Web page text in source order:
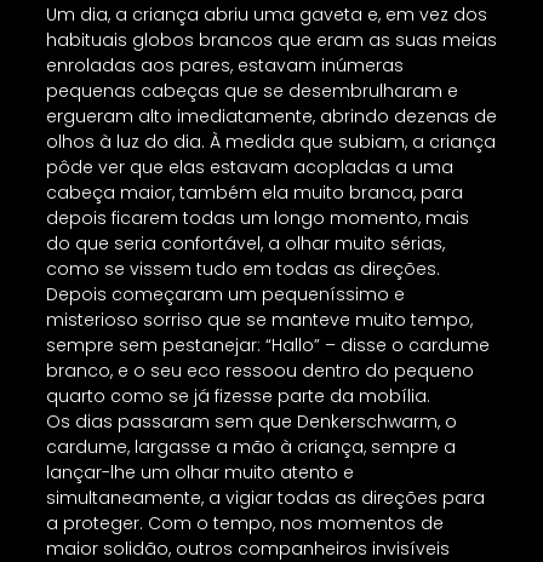
Um dia, a criança abriu uma gaveta e, em vez dos
habituais globos brancos que eram as suas meias
enroladas aos pares, estavam inúmeras
pequenas cabeças que se desembrulharam e
ergueram alto imediatamente, abrindo dezenas de
olhos à luz do dia. À medida que subiam, a criança
pôde ver que elas estavam acopladas a uma
cabeça maior, também ela muito branca, para
depois ficarem todas um longo momento, mais
do que seria confortável, a olhar muito sérias,
como se vissem tudo em todas as direções.
Depois começaram um pequeníssimo e
misterioso sorriso que se manteve muito tempo,
sempre sem pestanejar: “Hallo” – disse o cardume
branco, e o seu eco ressoou dentro do pequeno
quarto como se já fizesse parte da mobília.
Os dias passaram sem que Denkerschwarm, o
cardume, largasse a mão à criança, sempre a
lançar-lhe um olhar muito atento e
simultaneamente, a vigiar todas as direções para
a proteger. Com o tempo, nos momentos de
maior solidão, outros companheiros invisíveis